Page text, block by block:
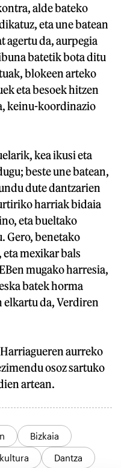
alde bateko
eta une batean
agertu da, aurpegia
batetik bota ditu
blokeen arteko
eta besoek hitzen
keinu-koordinazio
kea ikusi eta
beste une batean,
dute dantzarien
harriak bidaia
eta bueltako
Gero, benetako
mexikar bals
mugako harresia,
batek horma
elkartu da, Verdiren
aurreko
osoz sartuko
artean.
Bizkaia
Dantza